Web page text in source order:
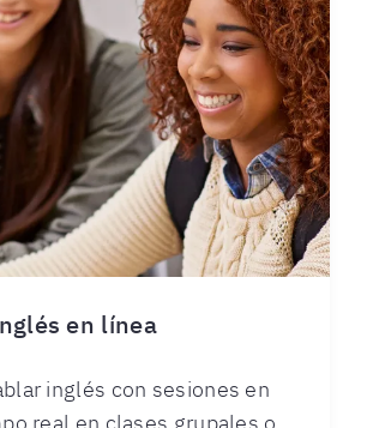
en línea
inglés con sesiones en
real en clases grupales o